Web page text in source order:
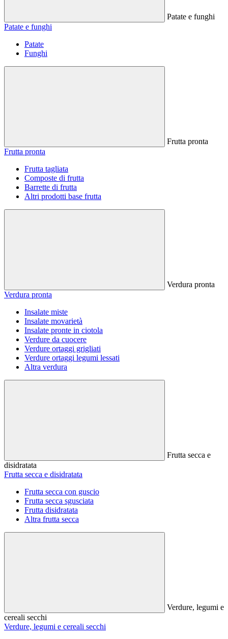
Patate e funghi
Patate e funghi
Patate
Funghi
Frutta pronta
Frutta pronta
Frutta tagliata
Composte di frutta
Barrette di frutta
Altri prodotti base frutta
Verdura pronta
Verdura pronta
Insalate miste
Insalate movarietà
Insalate pronte in ciotola
Verdure da cuocere
Verdure ortaggi grigliati
Verdure ortaggi legumi lessati
Altra verdura
Frutta secca e
disidratata
Frutta secca e disidratata
Frutta secca con guscio
Frutta secca sgusciata
Frutta disidratata
Altra frutta secca
Verdure, legumi e
cereali secchi
Verdure, legumi e cereali secchi